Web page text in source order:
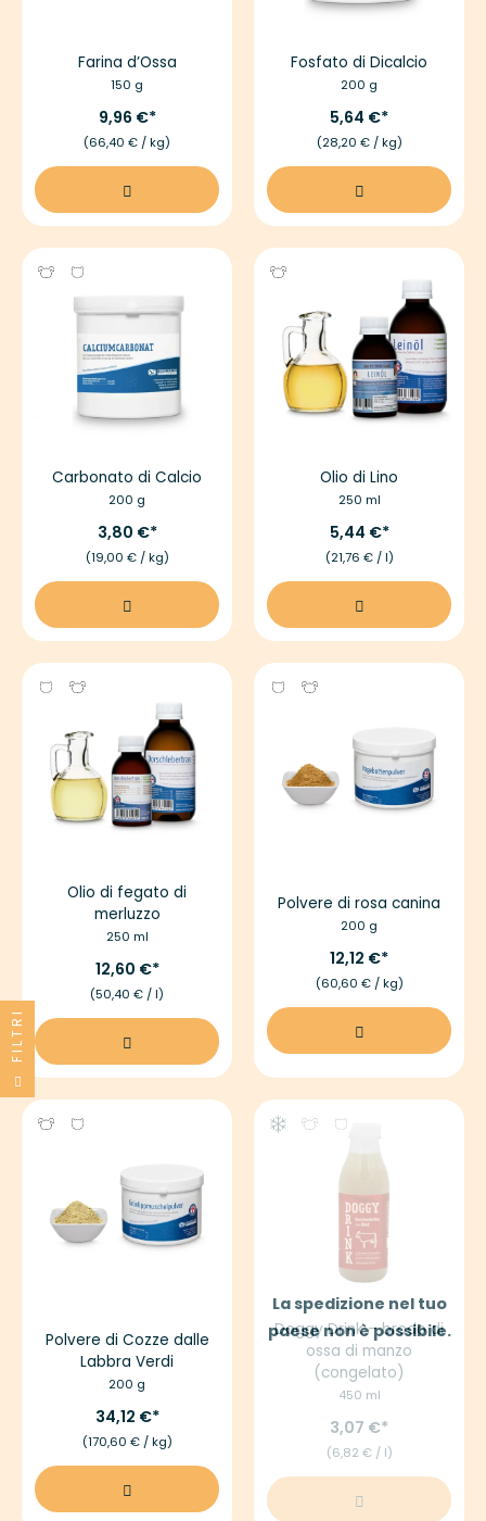
Farina d’Ossa
150 g
9,96 €
(66,40 € / kg)
Fosfato di Dicalcio
200 g
5,64 €
(28,20 € / kg)
Carbonato di Calcio
200 g
3,80 €
(19,00 € / kg)
Olio di Lino
250 ml
5,44 €
(21,76 € / l)
Olio di fegato di
merluzzo
250 ml
12,60 €
(50,40 € / l)
Polvere di rosa canina
200 g
12,12 €
(60,60 € / kg)
Polvere di Cozze dalle
Labbra Verdi
200 g
34,12 €
(170,60 € / kg)
La spedizione nel tuo
paese non è possibile.
Doggy Drink – brodo di
ossa di manzo
(congelato)
450 ml
3,07 €
(6,82 € / l)
FILTRI